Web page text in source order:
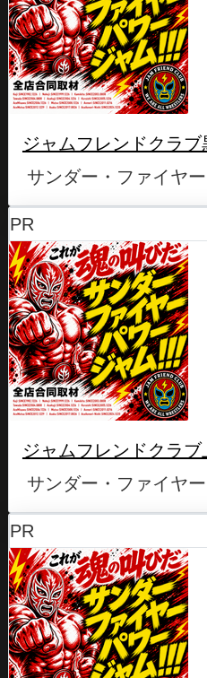
ジャムフレンドクラブ
サンダー・ファイヤ
PR
ジャムフレンドクラブ
サンダー・ファイヤ
PR